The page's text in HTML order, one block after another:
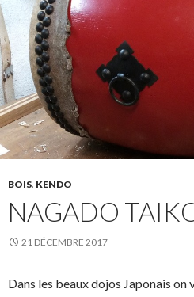
BOIS, KENDO
NAGADO
21 DÉCEMBRE 2017
Dans les beaux dojos Japonais